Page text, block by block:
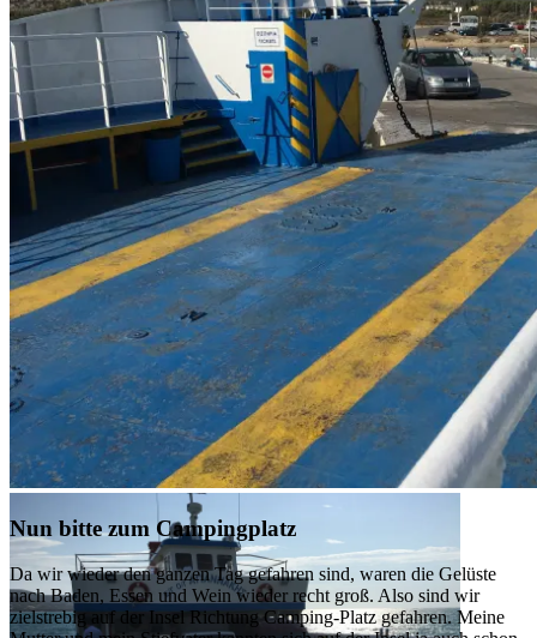
Nun bitte zum Campingplatz
Da wir wieder den ganzen Tag gefahren sind, waren die Gelüste
nach Baden, Essen und Wein wieder recht groß. Also sind wir
zielstrebig auf der Insel Richtung Camping-Platz gefahren. Meine